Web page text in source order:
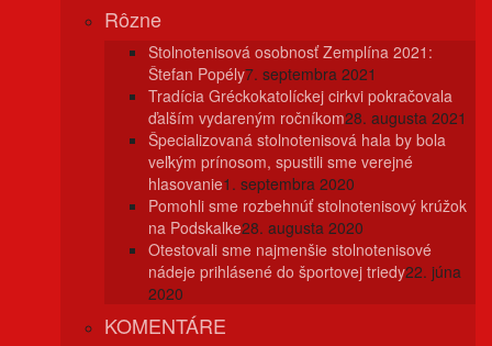
Rôzne
Stolnotenisová osobnosť Zemplína 2021:
Štefan Popély7. septembra 2021
Tradícia Gréckokatolíckej cirkvi pokračovala
ďalším vydareným ročníkom28. augusta 2021
Špecializovaná stolnotenisová hala by bola
veľkým prínosom, spustili sme verejné
hlasovanie1. septembra 2020
Pomohli sme rozbehnúť stolnotenisový krúžok
na Podskalke28. augusta 2020
Otestovali sme najmenšie stolnotenisové
nádeje prihlásené do športovej triedy22. júna
2020
KOMENTÁRE